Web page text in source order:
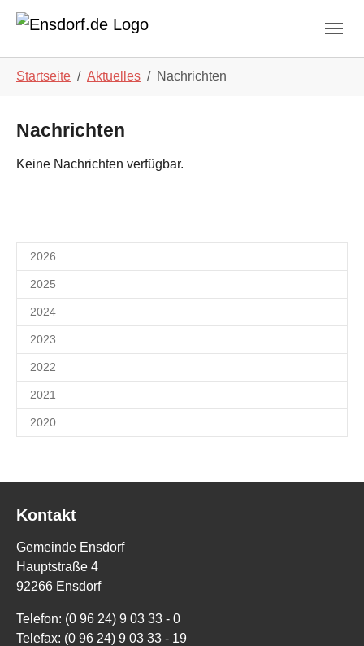
Startseite Aktuelles Nachrichten
Nachrichten
Keine Nachrichten verfügbar.
2026
2025
2024
2023
2022
2021
2020
Kontakt
Gemeinde Ensdorf
Hauptstraße 4
92266 Ensdorf
Telefon: (0 96 24) 9 03 33 - 0
Telefax: (0 96 24) 9 03 33 - 19